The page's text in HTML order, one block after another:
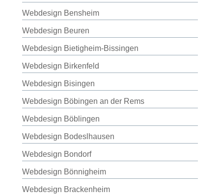
Webdesign Bensheim
Webdesign Beuren
Webdesign Bietigheim-Bissingen
Webdesign Birkenfeld
Webdesign Bisingen
Webdesign Böbingen an der Rems
Webdesign Böblingen
Webdesign Bodeslhausen
Webdesign Bondorf
Webdesign Bönnigheim
Webdesign Brackenheim